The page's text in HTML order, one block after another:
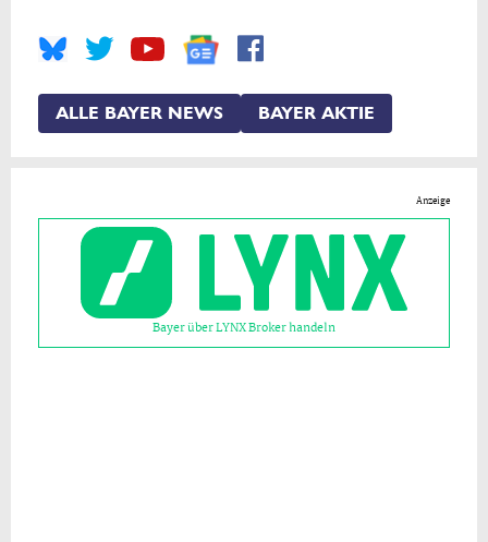
ALLE BAYER NEWS BAYER AKTIE
Anzeige
Bayer über LYNX Broker handeln